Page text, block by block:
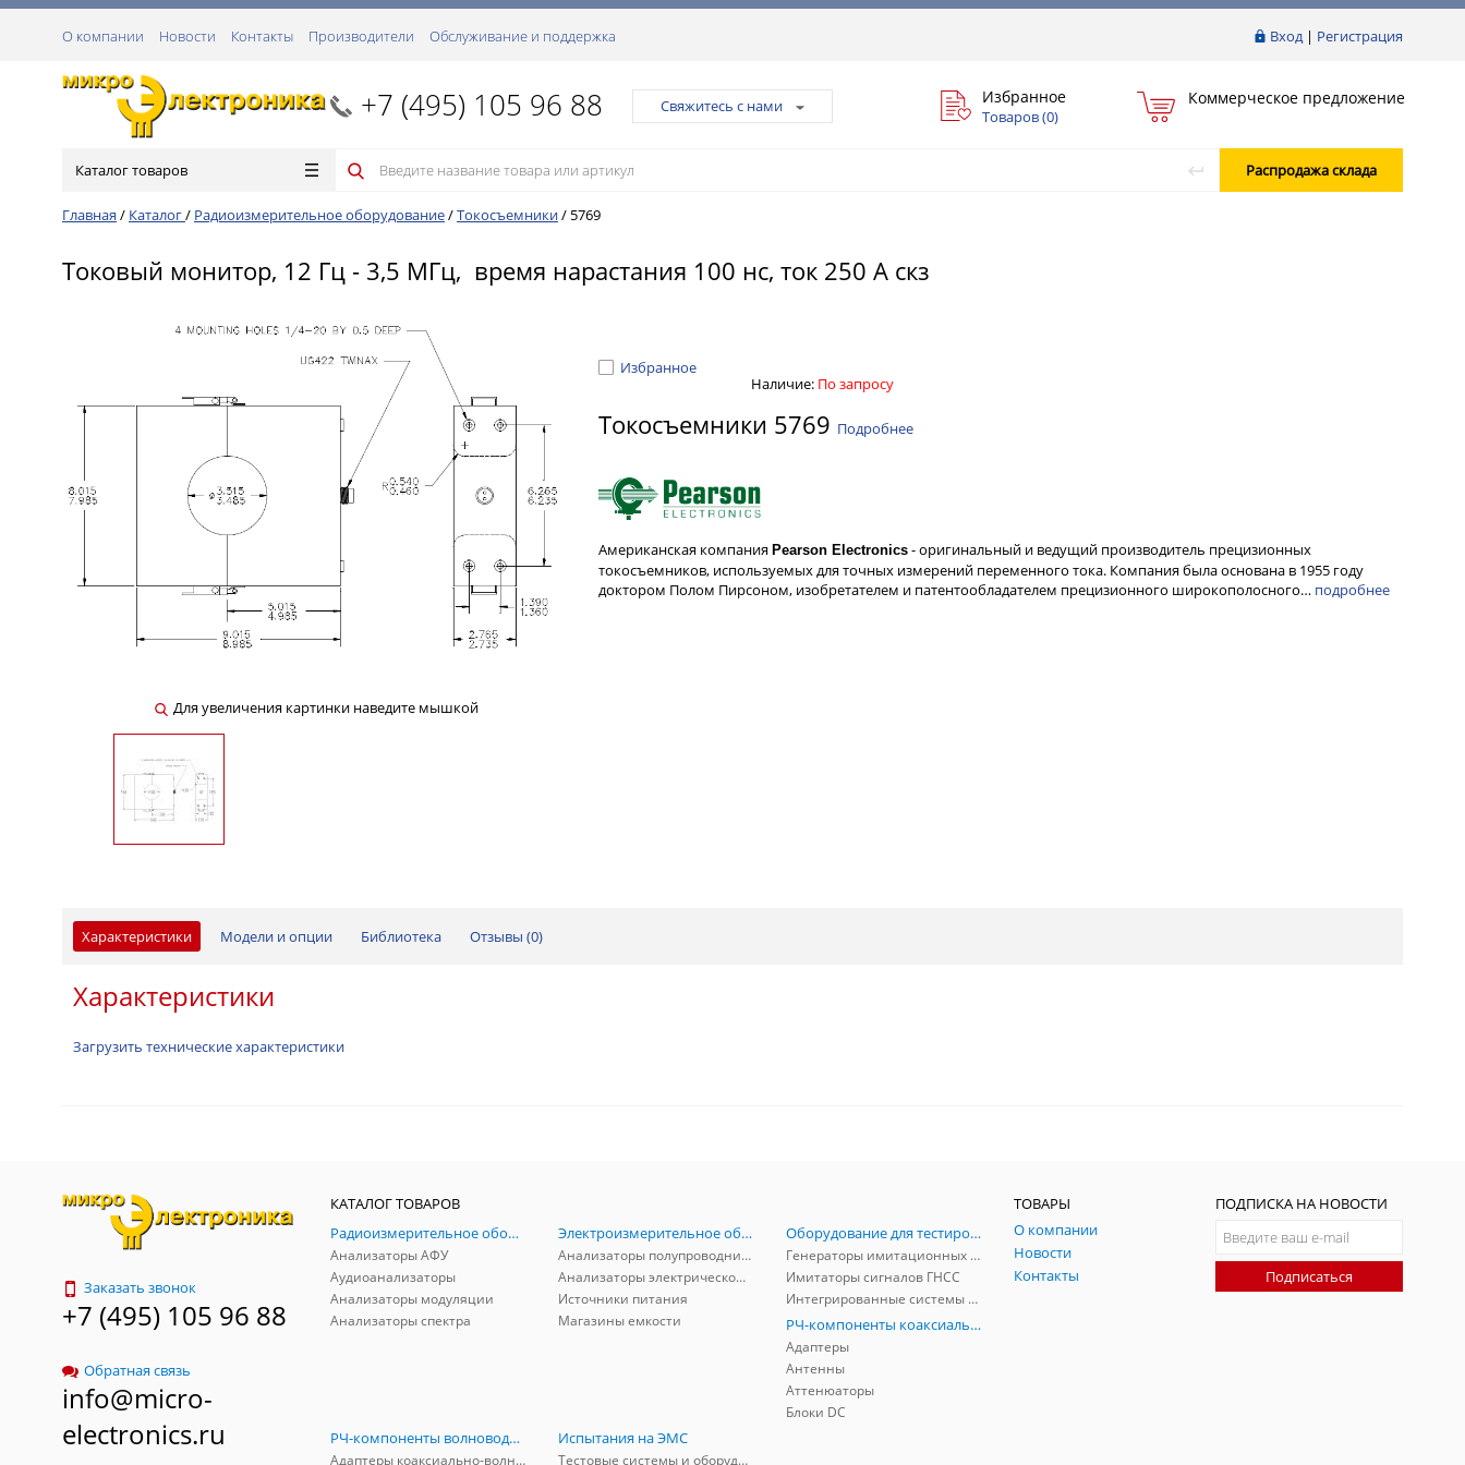
Вход| Регистрация
О компании Новости Контакты Производители Обслуживание и поддержка
+7 (495) 105 96 88 Свяжитесь с нами Избранное
Товаров (0)
Коммерческое предложение
Каталог товаров Распродажа склада
Главная / Каталог/ Радиоизмерительное оборудование/Токосъемники/ 5769
Токовый монитор, 12 Гц - 3,5 МГц, время нарастания 100 нс, ток 250 А скз
Для увеличения картинки наведите мышкой
Избранное
Наличие: По запросу
Токосъемники 5769 Подробнее
Американская компания Pearson Electronics - оригинальный и ведущий производитель прецизионных
токосъемников, используемых для точных измерений переменного тока. Компания была основана в 1955 году
доктором Полом Пирсоном, изобретателем и патентообладателем прецизионного широкополосного… подробнее
Характеристики Модели и опции Библиотека Отзывы (0)
Характеристики
Загрузить технические характеристики
Заказать звонок
+7 (495) 105 96 88
Обратная связь
info@micro-
electronics.ru
КАТАЛОГ ТОВАРОВ
Радиоизмерительное оборудование
Анализаторы АФУ
Аудиоанализаторы
Анализаторы модуляции
Анализаторы спектра
Электроизмерительное оборудование
Анализаторы полупроводников
Анализаторы электрической мощности
Источники питания
Магазины емкости
Оборудование для тестирования и симуляции ГНСС
Генераторы имитационных и заградительных помех
Имитаторы сигналов ГНСС
Интегрированные системы защиты от ГНСС-помех
РЧ-компоненты коаксиальные
Адаптеры
Антенны
Аттенюаторы
Блоки DC
РЧ-компоненты волноводные
Адаптеры коаксиально-волноводные
Испытания на ЭМС
Тестовые системы и оборудование
ТОВАРЫ
О компании
Новости
Контакты
ПОДПИСКА НА НОВОСТИ
Подписаться